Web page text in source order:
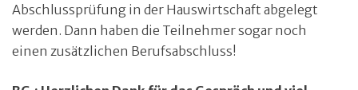
Abschlussprüfung in der Hauswirtschaft abgelegt
werden. Dann haben die Teilnehmer sogar noch
einen zusätzlichen Berufsabschluss!